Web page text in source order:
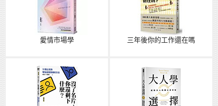
愛情市場學 三年後你的工作還在嗎